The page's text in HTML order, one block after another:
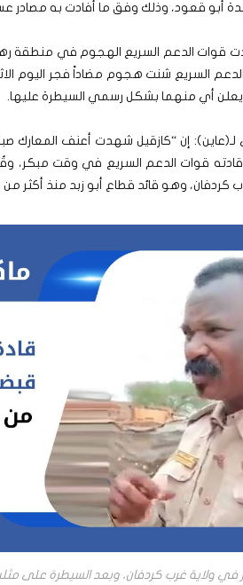
أبو قعود، وذلك وفق ما أفادت به مصادر
قوات الدعم السريع الهجوم في منطقة
الدعم السريع شنت هجوم مضاداً فجر اليوم
يعلن أي منهما بشكل رسمي السيطرة عليها.
إن “كازقيل شهدت أعنف المعارك
قوات الدعم السريع في وقت مبكر، وقُتل
كردفان، وهو قائد قطاع أبو زبد منذ أكثر من
في ولاية غرب كردفان، وبعد السيطرة على